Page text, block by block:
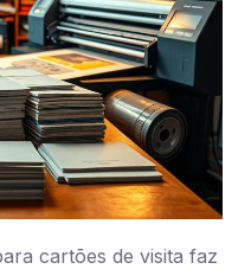
cartões de visita faz